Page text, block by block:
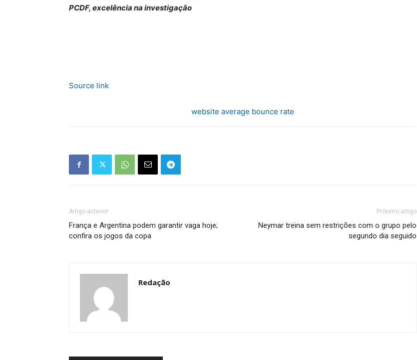
PCDF, excelência na investigação
Source link
website average bounce rate
Artigo anterior
França e Argentina podem garantir vaga hoje;
confira os jogos da copa
Próximo artigo
Neymar treina sem restrições com o grupo pelo
segundo dia seguido
Redação